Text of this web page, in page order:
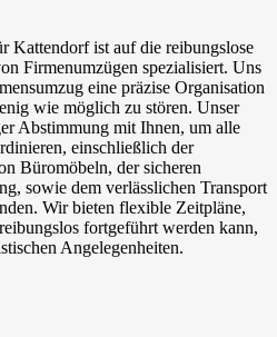
Kattendorf ist auf die reibungslose
Firmenumzügen spezialisiert. Uns
eine präzise Organisation
wie möglich zu stören. Unser
Abstimmung mit Ihnen, um alle
einschließlich der
Büromöbeln, der sicheren
sowie dem verlässlichen Transport
Wir bieten flexible Zeitpläne,
fortgeführt werden kann,
Angelegenheiten.